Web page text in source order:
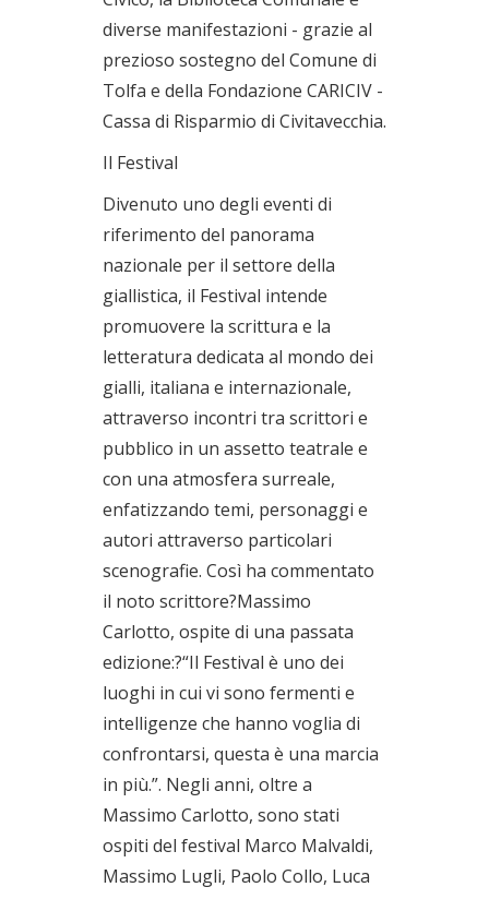
diverse manifestazioni - grazie al
prezioso sostegno del Comune di
Tolfa e della Fondazione CARICIV -
Cassa di Risparmio di Civitavecchia.
Il Festival
Divenuto uno degli eventi di
riferimento del panorama
nazionale per il settore della
giallistica, il Festival intende
promuovere la scrittura e la
letteratura dedicata al mondo dei
gialli, italiana e internazionale,
attraverso incontri tra scrittori e
pubblico in un assetto teatrale e
con una atmosfera surreale,
enfatizzando temi, personaggi e
autori attraverso particolari
scenografie. Così ha commentato
il noto scrittore?Massimo
Carlotto, ospite di una passata
edizione:?“Il Festival è uno dei
luoghi in cui vi sono fermenti e
intelligenze che hanno voglia di
confrontarsi, questa è una marcia
in più.”. Negli anni, oltre a
Massimo Carlotto, sono stati
ospiti del festival Marco Malvaldi,
Massimo Lugli, Paolo Collo, Luca